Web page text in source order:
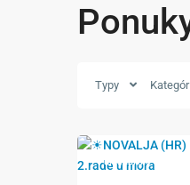
Typy
Exkluzívne